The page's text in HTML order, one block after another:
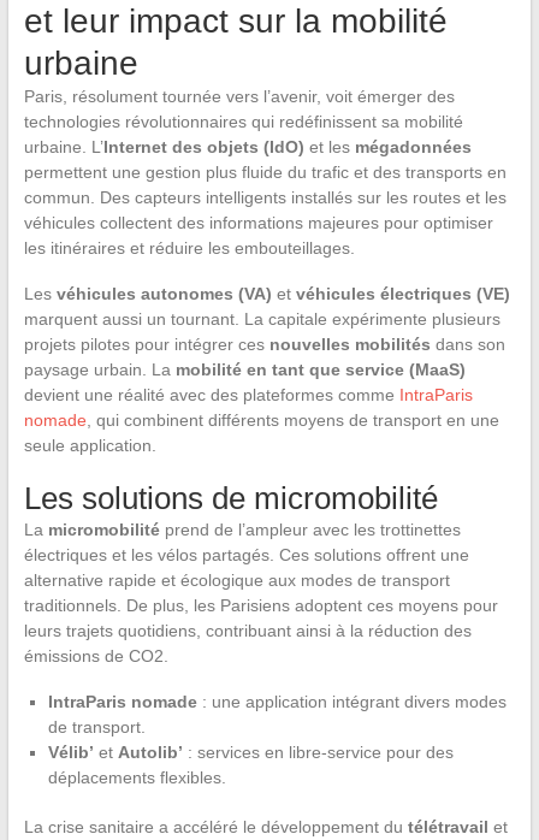
et leur impact sur la mobilité
urbaine
Paris, résolument tournée vers l’avenir, voit émerger des
technologies révolutionnaires qui redéfinissent sa mobilité
urbaine. L’Internet des objets (IdO) et les mégadonnées
permettent une gestion plus fluide du trafic et des transports en
commun. Des capteurs intelligents installés sur les routes et les
véhicules collectent des informations majeures pour optimiser
les itinéraires et réduire les embouteillages.
Les véhicules autonomes (VA) et véhicules électriques (VE)
marquent aussi un tournant. La capitale expérimente plusieurs
projets pilotes pour intégrer ces nouvelles mobilités dans son
paysage urbain. La mobilité en tant que service (MaaS)
devient une réalité avec des plateformes comme IntraParis
nomade , qui combinent différents moyens de transport en une
seule application.
Les solutions de micromobilité
La micromobilitéprend de l’ampleur avec les trottinettes
électriques et les vélos partagés. Ces solutions offrent une
alternative rapide et écologique aux modes de transport
traditionnels. De plus, les Parisiens adoptent ces moyens pour
leurs trajets quotidiens, contribuant ainsi à la réduction des
émissions de CO2.
IntraParis nomade: une application intégrant divers modes
de transport.
Vélib’ et Autolib’ : services en libre-service pour des
déplacements flexibles.
La crise sanitaire a accéléré le développement du télétravail et